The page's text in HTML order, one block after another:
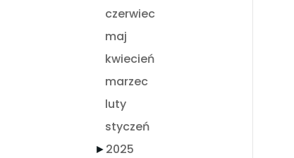
czerwiec
maj
kwiecień
marzec
luty
styczeń
►2025